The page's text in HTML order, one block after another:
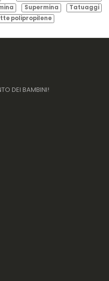
Supermina
Tatuaggi
polipropilene
DEI BAMBINI!